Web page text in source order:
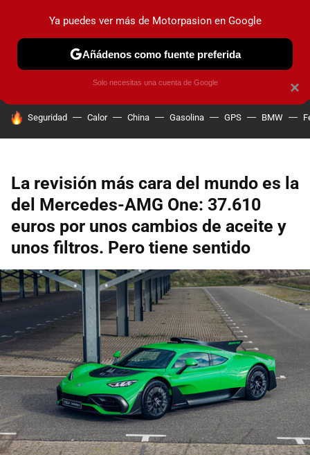
PRUEBAS COCHES ELÉCTRICOS OBSERVATORIO
HOY SE HABLA DE
Seguridad Calor China Gasolina GPS BMW
La revisión más cara del mundo es la
del Mercedes-AMG One: 37.610
euros por unos cambios de aceite y
unos filtros. Pero tiene sentido
×
Ya puedes ver más de Motorpasion en Google
Añádenos como fuente preferida
Solo necesitas una cuenta de Google